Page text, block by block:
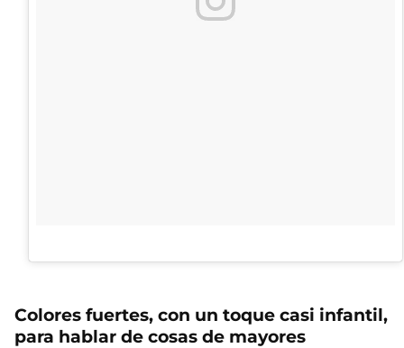
Colores fuertes, con un toque casi infantil,
para hablar de cosas de mayores